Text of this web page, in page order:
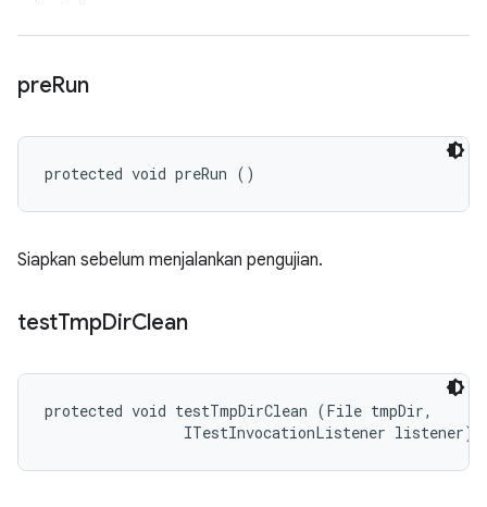
preRun
protected void preRun ()
Siapkan sebelum menjalankan pengujian.
testTmpDirClean
protected void testTmpDirClean (File tmpDir,
                ITestInvocationListener listener)